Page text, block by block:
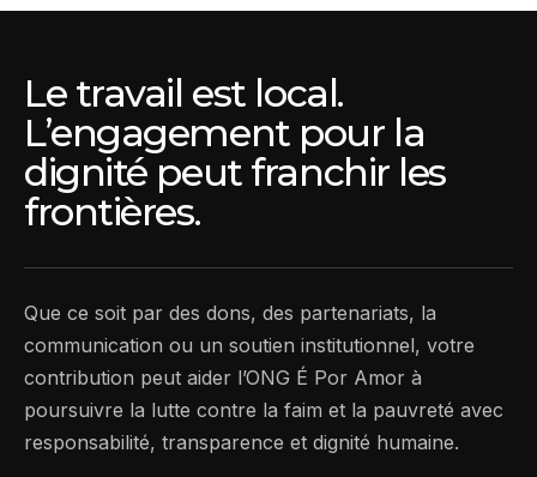
Le travail est local.
L’engagement pour la
dignité peut franchir les
frontières.
Que ce soit par des dons, des partenariats, la
communication ou un soutien institutionnel, votre
contribution peut aider l’ONG É Por Amor à
poursuivre la lutte contre la faim et la pauvreté avec
responsabilité, transparence et dignité humaine.